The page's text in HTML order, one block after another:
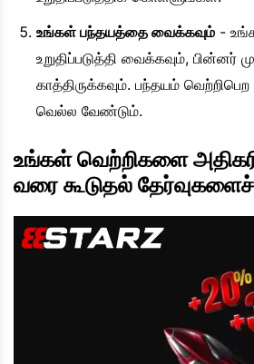
உங்கள் பந்தயத்தை வைக்கவும் -
உறுதிப்படுத்தி வைக்கவும், பின்னர்
காத்திருக்கவும். பந்தயம்
வெல்ல வேண்டும்.
உங்கள் வெற்றிகளை
வரை கூடுதல்